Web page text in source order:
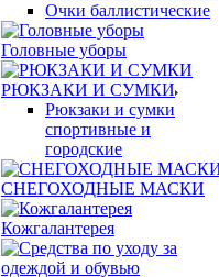
Очки баллистические
Головные уборы
РЮКЗАКИ И СУМКИ
Рюкзаки и сумки
спортивные и
городские
СНЕГОХОДНЫЕ МАСКИ
Кожгалантерея